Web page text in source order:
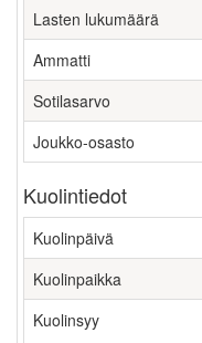
Lasten lukumäärä
Ammatti
Sotilasarvo
Joukko-osasto
Kuolintiedot
Kuolinpäivä
Kuolinpaikka
Kuolinsyy